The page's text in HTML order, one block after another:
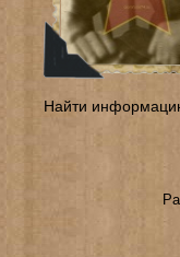
Найти